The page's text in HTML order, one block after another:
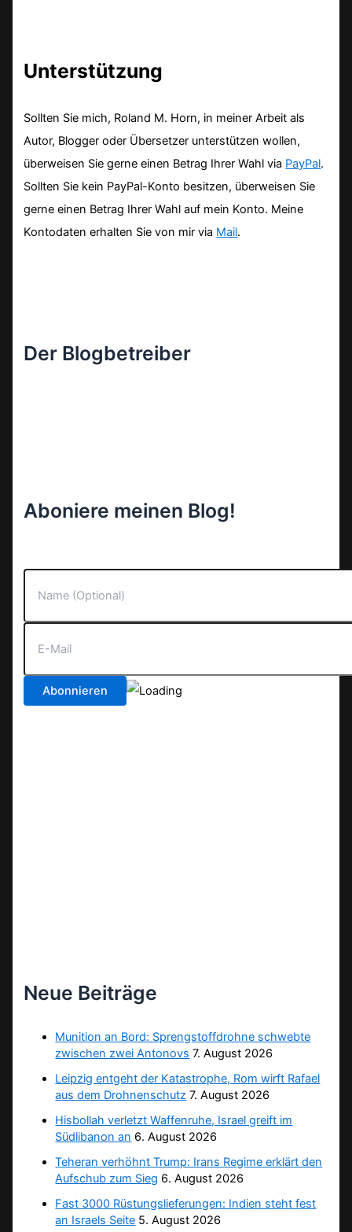
Unterstützung
Sollten Sie mich, Roland M. Horn, in meiner Arbeit als
Autor, Blogger oder Übersetzer unterstützen wollen,
überweisen Sie gerne einen Betrag Ihrer Wahl via PayPal.
Sollten Sie kein PayPal-Konto besitzen, überweisen Sie
gerne einen Betrag Ihrer Wahl auf mein Konto. Meine
Kontodaten erhalten Sie von mir via Mail.
Der Blogbetreiber
Aboniere meinen Blog!
Neue Beiträge
Munition an Bord: Sprengstoffdrohne schwebte
zwischen zwei Antonovs 7. August 2026
Leipzig entgeht der Katastrophe, Rom wirft Rafael
aus dem Drohnenschutz 7. August 2026
Hisbollah verletzt Waffenruhe, Israel greift im
Südlibanon an 6. August 2026
Teheran verhöhnt Trump: Irans Regime erklärt den
Aufschub zum Sieg 6. August 2026
Fast 3000 Rüstungslieferungen: Indien steht fest
an Israels Seite 5. August 2026